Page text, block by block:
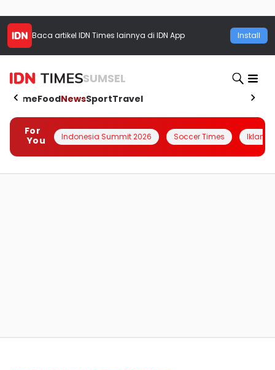
Baca artikel IDN Times lainnya di IDN App Install
SUMSEL
HomeFoodNewsSportTravel
For
You
Indonesia Summit 2026 Soccer Times Iklanin